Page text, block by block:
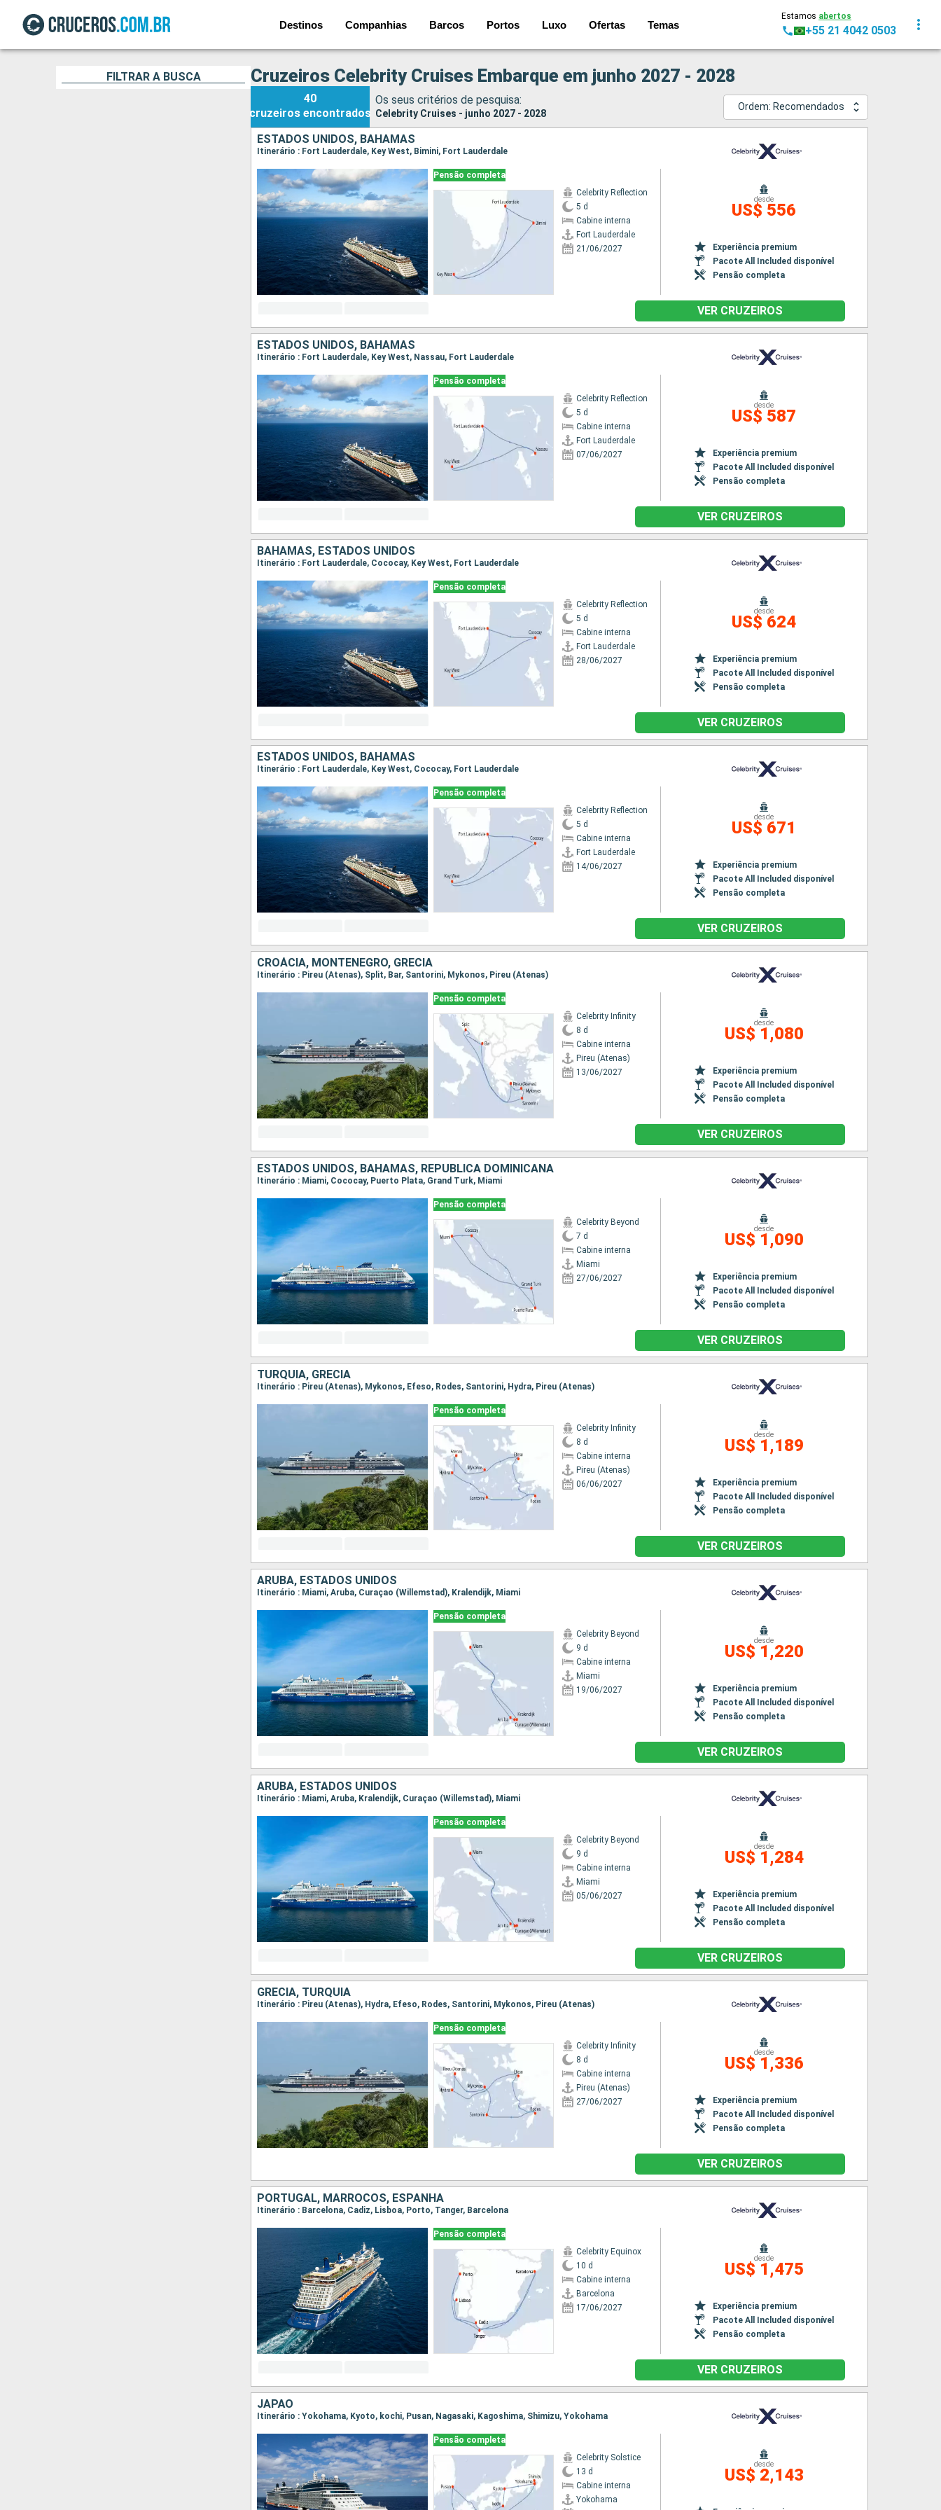
Destinos Companhias Barcos Portos Luxo Ofertas Temas
Estamos abertos
+55 21 4042 0503
FILTRAR A BUSCA Cruzeiros Celebrity Cruises Embarque em junho 2027 - 2028
40
cruzeiros encontrados
Os seus critérios de pesquisa:
Celebrity Cruises - junho 2027 - 2028
Ordem: Recomendados
ESTADOS UNIDOS, BAHAMAS
Itinerário : Fort Lauderdale, Key West, Bimini, Fort Lauderdale
Pensão completa
Celebrity Reflection
5 d
Cabine interna
Fort Lauderdale
21/06/2027
desde
US$ 556
Experiência premium
Pacote All Included disponível
Pensão completa
VER CRUZEIROS
ESTADOS UNIDOS, BAHAMAS
Itinerário : Fort Lauderdale, Key West, Nassau, Fort Lauderdale
Pensão completa
Celebrity Reflection
5 d
Cabine interna
Fort Lauderdale
07/06/2027
desde
US$ 587
Experiência premium
Pacote All Included disponível
Pensão completa
VER CRUZEIROS
BAHAMAS, ESTADOS UNIDOS
Itinerário : Fort Lauderdale, Cococay, Key West, Fort Lauderdale
Pensão completa
Celebrity Reflection
5 d
Cabine interna
Fort Lauderdale
28/06/2027
desde
US$ 624
Experiência premium
Pacote All Included disponível
Pensão completa
VER CRUZEIROS
ESTADOS UNIDOS, BAHAMAS
Itinerário : Fort Lauderdale, Key West, Cococay, Fort Lauderdale
Pensão completa
Celebrity Reflection
5 d
Cabine interna
Fort Lauderdale
14/06/2027
desde
US$ 671
Experiência premium
Pacote All Included disponível
Pensão completa
VER CRUZEIROS
CROÁCIA, MONTENEGRO, GRÉCIA
Itinerário : Pireu (Atenas), Split, Bar, Santorini, Mykonos, Pireu (Atenas)
Pensão completa
Celebrity Infinity
8 d
Cabine interna
Pireu (Atenas)
13/06/2027
desde
US$ 1,080
Experiência premium
Pacote All Included disponível
Pensão completa
VER CRUZEIROS
ESTADOS UNIDOS, BAHAMAS, REPUBLICA DOMINICANA
Itinerário : Miami, Cococay, Puerto Plata, Grand Turk, Miami
Pensão completa
Celebrity Beyond
7 d
Cabine interna
Miami
27/06/2027
desde
US$ 1,090
Experiência premium
Pacote All Included disponível
Pensão completa
VER CRUZEIROS
TURQUIA, GRÉCIA
Itinerário : Pireu (Atenas), Mykonos, Efeso, Rodes, Santorini, Hydra, Pireu (Atenas)
Pensão completa
Celebrity Infinity
8 d
Cabine interna
Pireu (Atenas)
06/06/2027
desde
US$ 1,189
Experiência premium
Pacote All Included disponível
Pensão completa
VER CRUZEIROS
ARUBA, ESTADOS UNIDOS
Itinerário : Miami, Aruba, Curaçao (Willemstad), Kralendijk, Miami
Pensão completa
Celebrity Beyond
9 d
Cabine interna
Miami
19/06/2027
desde
US$ 1,220
Experiência premium
Pacote All Included disponível
Pensão completa
VER CRUZEIROS
ARUBA, ESTADOS UNIDOS
Itinerário : Miami, Aruba, Kralendijk, Curaçao (Willemstad), Miami
Pensão completa
Celebrity Beyond
9 d
Cabine interna
Miami
05/06/2027
desde
US$ 1,284
Experiência premium
Pacote All Included disponível
Pensão completa
VER CRUZEIROS
GRÉCIA, TURQUIA
Itinerário : Pireu (Atenas), Hydra, Efeso, Rodes, Santorini, Mykonos, Pireu (Atenas)
Pensão completa
Celebrity Infinity
8 d
Cabine interna
Pireu (Atenas)
27/06/2027
desde
US$ 1,336
Experiência premium
Pacote All Included disponível
Pensão completa
VER CRUZEIROS
PORTUGAL, MARROCOS, ESPANHA
Itinerário : Barcelona, Cadiz, Lisboa, Porto, Tanger, Barcelona
Pensão completa
Celebrity Equinox
10 d
Cabine interna
Barcelona
17/06/2027
desde
US$ 1,475
Experiência premium
Pacote All Included disponível
Pensão completa
VER CRUZEIROS
JAPÃO
Itinerário : Yokohama, Kyoto, kochi, Pusan, Nagasaki, Kagoshima, Shimizu, Yokohama
Pensão completa
Celebrity Solstice
13 d
Cabine interna
Yokohama
desde
US$ 2,143